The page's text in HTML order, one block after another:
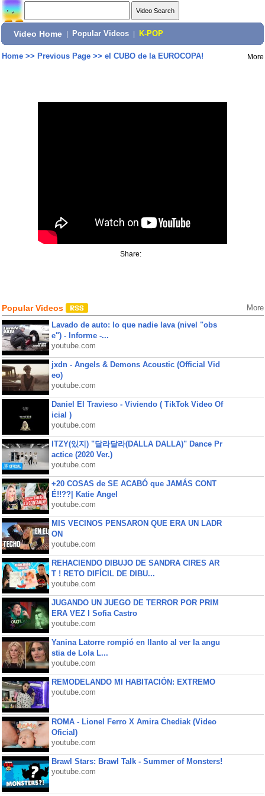
Video Home Popular Videos K-POP
Home>> Previous Page>> el CUBO de la EUROCOPA! More
Share:
Popular Videos More
Lavado de auto: lo que nadie lava (nivel "obs
e") - Informe -...
youtube.com
jxdn - Angels & Demons Acoustic (Official Vid
eo)
youtube.com
Daniel El Travieso - Viviendo ( TikTok Video Of
icial )
youtube.com
ITZY(있지) "달라달라(DALLA DALLA)" Dance Pr
actice (2020 Ver.)
youtube.com
+20 COSAS de SE ACABÓ que JAMÁS CONT
É!!??| Katie Angel
youtube.com
MIS VECINOS PENSARON QUE ERA UN LADR
ON
youtube.com
REHACIENDO DIBUJO DE SANDRA CIRES AR
T ! RETO DIFÍCIL DE DIBU...
youtube.com
JUGANDO UN JUEGO DE TERROR POR PRIM
ERA VEZ l Sofia Castro
youtube.com
Yanina Latorre rompió en llanto al ver la angu
stia de Lola L...
youtube.com
REMODELANDO MI HABITACIÓN: EXTREMO
youtube.com
ROMA - Lionel Ferro X Amira Chediak (Video
Oficial)
youtube.com
Brawl Stars: Brawl Talk - Summer of Monsters!
youtube.com